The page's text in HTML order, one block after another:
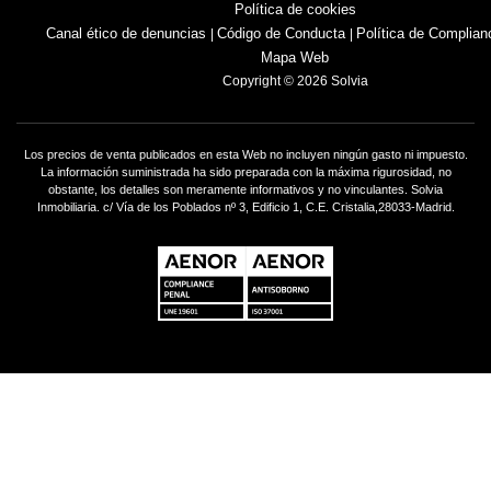
Política de cookies
Canal ético de denuncias
Código de Conducta
Política de
Mapa Web
Copyright © 2026 Solvia
Los precios de venta publicados en esta Web no incluyen ningún gasto ni impuesto.
La información suministrada ha sido preparada con la máxima rigurosidad, no
obstante, los detalles son meramente informativos y no vinculantes. Solvia
Inmobiliaria. c/ Vía de los Poblados nº 3, Edificio 1, C.E. Cristalia,28033-Madrid.